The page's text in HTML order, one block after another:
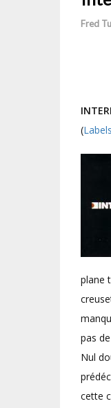
Fred
(Labels
plane
pas
Nul
cette